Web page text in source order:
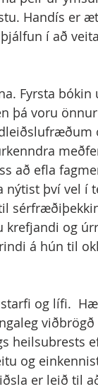
Handís er
í að
Fyrsta bókin
þá voru
að efla
því vel í
krefjandi og
á hún til
og lífi.
heilsubrests
og
er leið til